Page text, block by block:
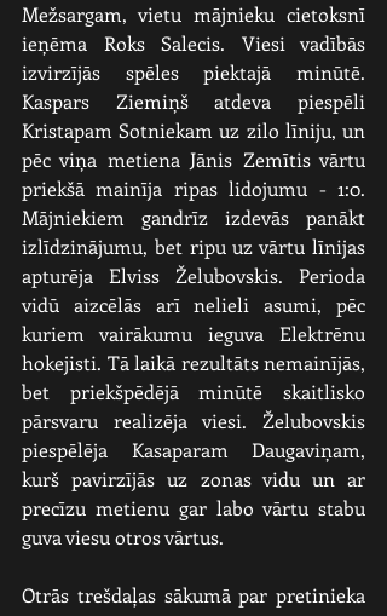
Mežsargam, vietu mājnieku cietoksnī
ieņēma Roks Salecis. Viesi vadībās
izvirzījās spēles piektajā minūtē.
Kaspars Ziemiņš atdeva piespēli
Kristapam Sotniekam uz zilo līniju, un
pēc viņa metiena Jānis Zemītis vārtu
priekšā mainīja ripas lidojumu - 1:0.
Mājniekiem gandrīz izdevās panākt
izlīdzinājumu, bet ripu uz vārtu līnijas
apturēja Elviss Želubovskis. Perioda
vidū aizcēlās arī nelieli asumi, pēc
kuriem vairākumu ieguva Elektrēnu
hokejisti. Tā laikā rezultāts nemainījās,
bet priekšpēdējā minūtē skaitlisko
pārsvaru realizēja viesi. Želubovskis
piespēlēja Kasaparam Daugaviņam,
kurš pavirzījās uz zonas vidu un ar
precīzu metienu gar labo vārtu stabu
guva viesu otros vārtus.
Otrās trešdaļas sākumā par pretinieka